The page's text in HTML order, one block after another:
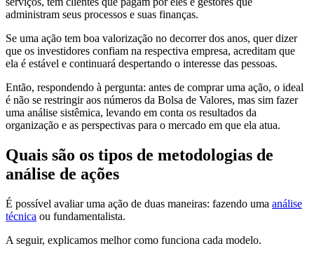
administram seus processos e suas finanças.
Se uma ação tem boa valorização no decorrer dos anos, quer dizer
que os investidores confiam na respectiva empresa, acreditam que
ela é estável e continuará despertando o interesse das pessoas.
Então, respondendo à pergunta: antes de comprar uma ação, o ideal
é não se restringir aos números da Bolsa de Valores, mas sim fazer
uma análise sistêmica, levando em conta os resultados da
organização e as perspectivas para o mercado em que ela atua.
Quais são os tipos de metodologias de
análise de ações
É possível avaliar uma ação de duas maneiras: fazendo uma análise
técnica ou fundamentalista.
A seguir, explicamos melhor como funciona cada modelo.